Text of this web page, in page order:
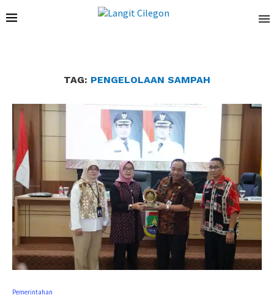
TAG: PENGELOLAAN SAMPAH
Pemerintahan